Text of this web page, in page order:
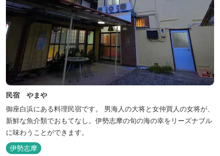
民宿 やまや
御座白浜にある料理民宿です。 男海人の大将と女仲買人の女将が、
新鮮な魚介類でおもてなし。伊勢志摩の旬の海の幸をリーズナブル
に味わうことができます。
伊勢志摩